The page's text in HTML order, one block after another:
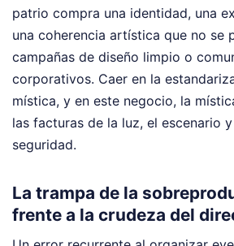
patrio compra una identidad, una
una coherencia artística que no se
campañas de diseño limpio o
corporativos. Caer en la
mística, y en este negocio, la
las facturas de la luz, el escenario
seguridad.
La trampa de la
frente a la crudeza del